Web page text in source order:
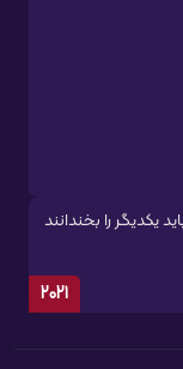
یکدیگر را بخندانند
2021